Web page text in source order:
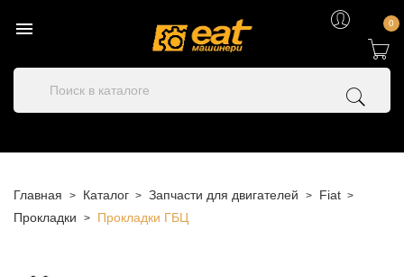
 0
Главная Каталог Запчасти для двигателей
Fiat
Прокладки
Прокладки ГБЦ